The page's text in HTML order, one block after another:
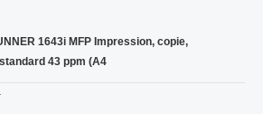
1643i MFP Impression, copie,
43 ppm (A4